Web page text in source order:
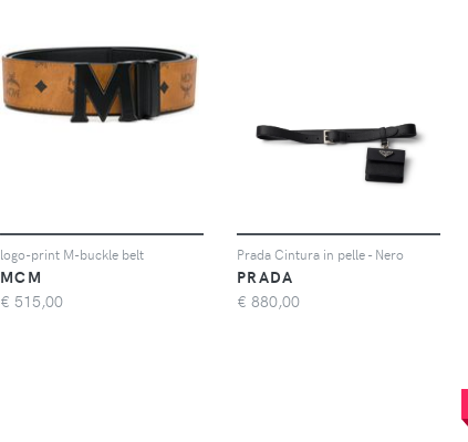
logo-print M-buckle belt
MCM
€ 515,00
Prada Cintura in pelle - Nero
PRADA
€ 880,00